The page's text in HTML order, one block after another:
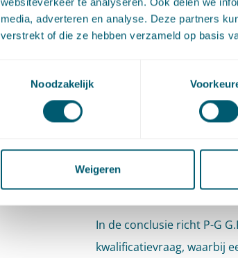
media, adverteren en analyse. Deze partners
verstrekt of die ze hebben verzameld op basis
Noodzakelijk
Weigeren
vernietiging van het arrest
cassatieberoep, onder
beoordeling van de
Peursem is echter zeer het
Kwalificatie
In de conclusie richt P-G
kwalificatievraag, waarbij